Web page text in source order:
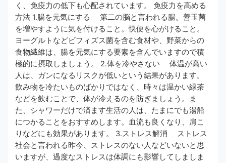
く、免疫力の低下も心配されています。 免疫力を高める
方法 1.腸を元気にする 第二の脳と言われる腸。善玉菌
を増やすように気を付けること。快便を心がけること。
ヨーグルトなどビフィズス菌を含む食材や、野菜からの
食物繊維は、腸を元気にする要素を含んでいますので積
極的に摂取しましょう。 2.体を冷やさない 体温が高い
人は、ガンになるリスクが低いという結果があります。
飲み物を冷たいものばかりではなく、時々は温かい緑茶
などを飲むことで、体が冷えるのを防ぎましょう。ま
た、シャワーだけで済ます生活の人は、たまにでも湯船
につかることをおすすめします。血流も良くなり、肩こ
りなどにも効果があります。 3.ストレス解消 ストレス
社会と言われる昨今、ストレスのない人などいないと思
いますが、過度なストレスは体調にも影響してしましま